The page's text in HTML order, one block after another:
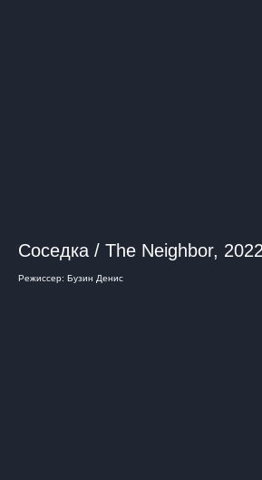
Соседка / The Neighbor, 2022
Режиссер: Бузин Денис